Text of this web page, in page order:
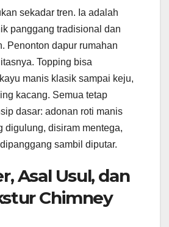
sekadar tren. Ia adalah
panggang tradisional dan
Penonton dapur rumahan
Topping bisa
manis klasik sampai keju,
kacang. Semua tetap
dasar: adonan roti manis
digulung, disiram mentega,
sambil diputar.
Asal Usul, dan
Chimney